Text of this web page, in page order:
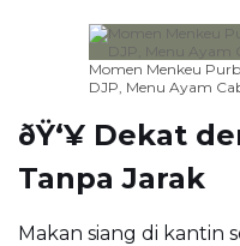
Momen Menkeu
DJP, Menu Ayam
ðŸ‘¥ Dekat
Tanpa Jarak
Makan siang di kantin